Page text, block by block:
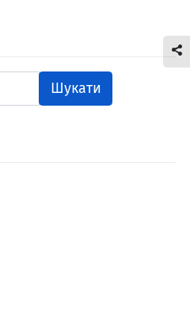
Шукати